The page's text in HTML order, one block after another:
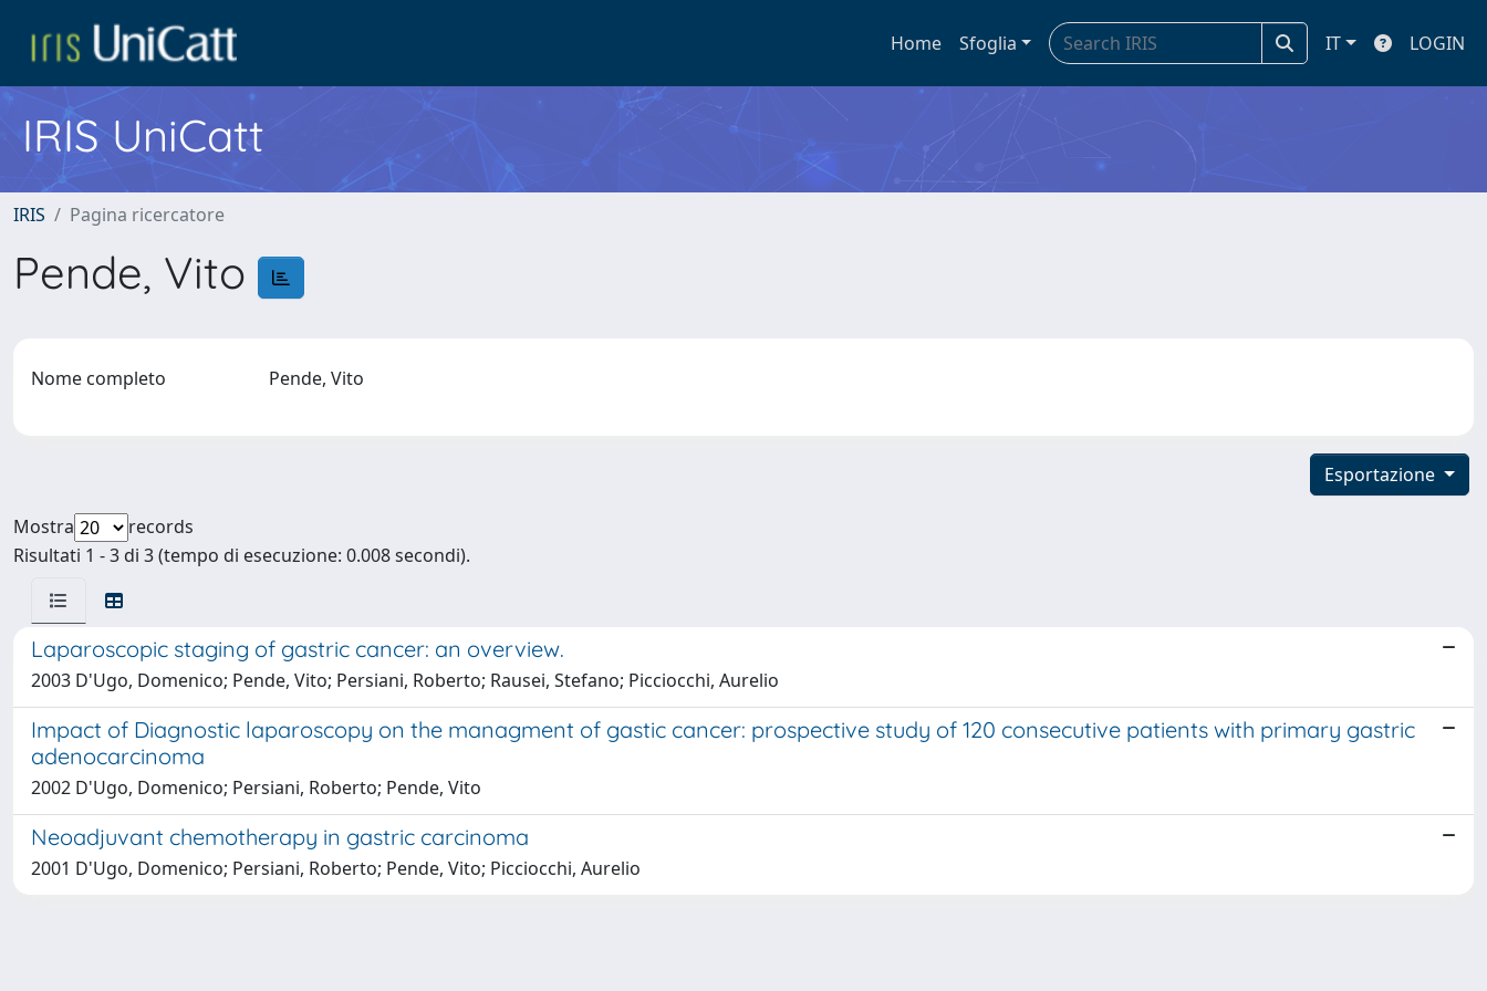
Home Sfoglia IT LOGIN
IRIS UniCatt
IRIS Pagina ricercatore
Pende, Vito
Nome completo Pende, Vito
Esportazione
Mostra
records
Risultati 1 - 3 di 3 (tempo di esecuzione: 0.008 secondi).
Laparoscopic staging of gastric cancer: an overview.
2003 D'Ugo, Domenico; Pende, Vito; Persiani, Roberto; Rausei, Stefano; Picciocchi, Aurelio
Impact of Diagnostic laparoscopy on the managment of gastic cancer: prospective study of 120 consecutive patients with primary gastric
adenocarcinoma
2002 D'Ugo, Domenico; Persiani, Roberto; Pende, Vito
Neoadjuvant chemotherapy in gastric carcinoma
2001 D'Ugo, Domenico; Persiani, Roberto; Pende, Vito; Picciocchi, Aurelio